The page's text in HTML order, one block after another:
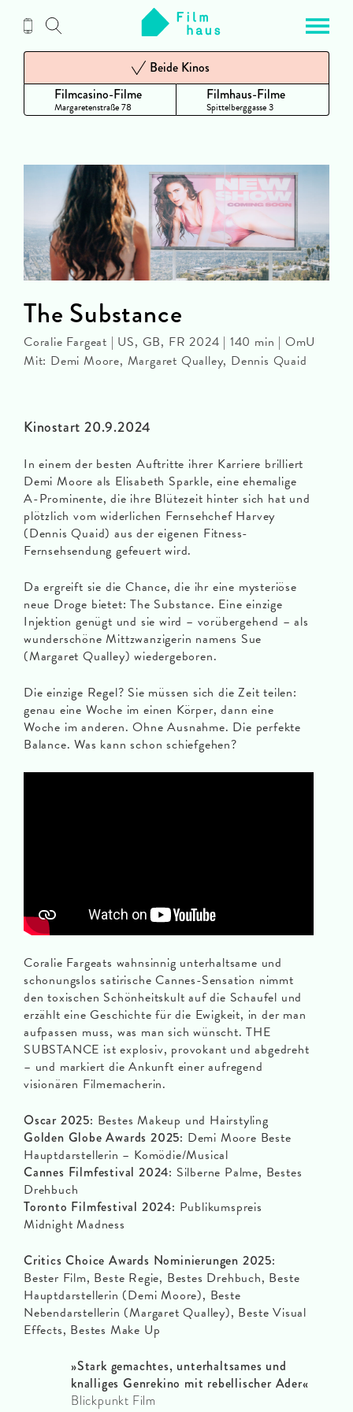
Inhalt
Filmcasino-Filme
Margaretenstraße 78
Beide Kinos
Filmhaus-Filme
Spittelberggasse 3
Kinostart 20.9.2024
In einem der besten Auftritte ihrer Karriere brilliert
Demi Moore als Elisabeth Sparkle, eine ehemalige
A-Prominente, die ihre Blütezeit hinter sich hat und
plötzlich vom widerlichen Fernsehchef Harvey
(Dennis Quaid) aus der eigenen Fitness-
Fernsehsendung gefeuert wird.
Da ergreift sie die Chance, die ihr eine mysteriöse
neue Droge bietet: The Substance. Eine einzige
Injektion genügt und sie wird – vorübergehend – als
wunderschöne Mittzwanzigerin namens Sue
(Margaret Qualley) wiedergeboren.
Die einzige Regel? Sie müssen sich die Zeit teilen:
genau eine Woche im einen Körper, dann eine
Woche im anderen. Ohne Ausnahme. Die perfekte
Balance. Was kann schon schiefgehen?
Coralie Fargeats wahnsinnig unterhaltsame und
schonungslos satirische Cannes-Sensation nimmt
den toxischen Schönheitskult auf die Schaufel und
erzählt eine Geschichte für die Ewigkeit, in der man
aufpassen muss, was man sich wünscht. THE
SUBSTANCE ist explosiv, provokant und abgedreht
– und markiert die Ankunft einer aufregend
visionären Filmemacherin.
Oscar 2025: Bestes Makeup und Hairstyling
Golden Globe Awards 2025: Demi Moore Beste
Hauptdarstellerin – Komödie/Musical
Cannes Filmfestival 2024: Silberne Palme, Bestes
Drehbuch
Toronto Filmfestival 2024: Publikumspreis
Midnight Madness
Critics Choice Awards Nominierungen 2025:
Bester Film, Beste Regie, Bestes Drehbuch, Beste
Hauptdarstellerin (Demi Moore), Beste
Nebendarstellerin (Margaret Qualley), Beste Visual
Effects, Bestes Make Up
»Stark gemachtes, unterhaltsames und
knalliges Genrekino mit rebellischer Ader«
Blickpunkt Film
The Substance
Coralie Fargeat | US, GB, FR 2024 | 140 min | OmU
Mit: Demi Moore, Margaret Qualley, Dennis Quaid